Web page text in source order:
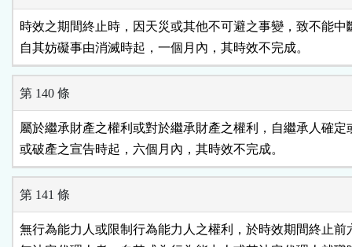
時效之期間終止時，因天災或其他不可避之事變，致不能中
自其妨礙事由消滅時起，一個月內，其時效不完成。
第 140 條
屬於繼承財產之權利或對於繼承財產之權利，自繼承人確定
或破產之宣告時起，六個月內，其時效不完成。
第 141 條
無行為能力人或限制行為能力人之權利，於時效期間終止前